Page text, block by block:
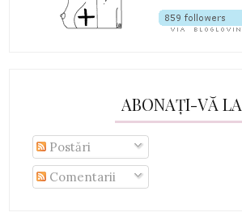
ABONAȚI-VĂ LA
Postări
Comentarii